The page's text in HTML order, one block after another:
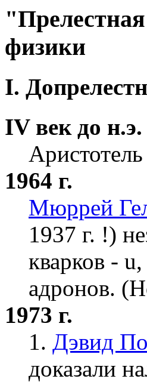
физики
I.
IV век до н.э.
1964 г.
Мюррей
1937 г. !)
кварков -
адронов.
1973 г.
1. Дэвид
доказали